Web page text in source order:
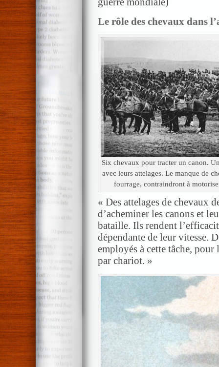
Le rôle des chevaux dans
Six chevaux pour tracter un canon.
avec leurs attelages. Le manque de
fourrage, contraindront à
« Des attelages de chevaux
d’acheminer les canons et
bataille. Ils rendent
dépendante de leur vitesse.
employés à cette tâche,
par chariot. »